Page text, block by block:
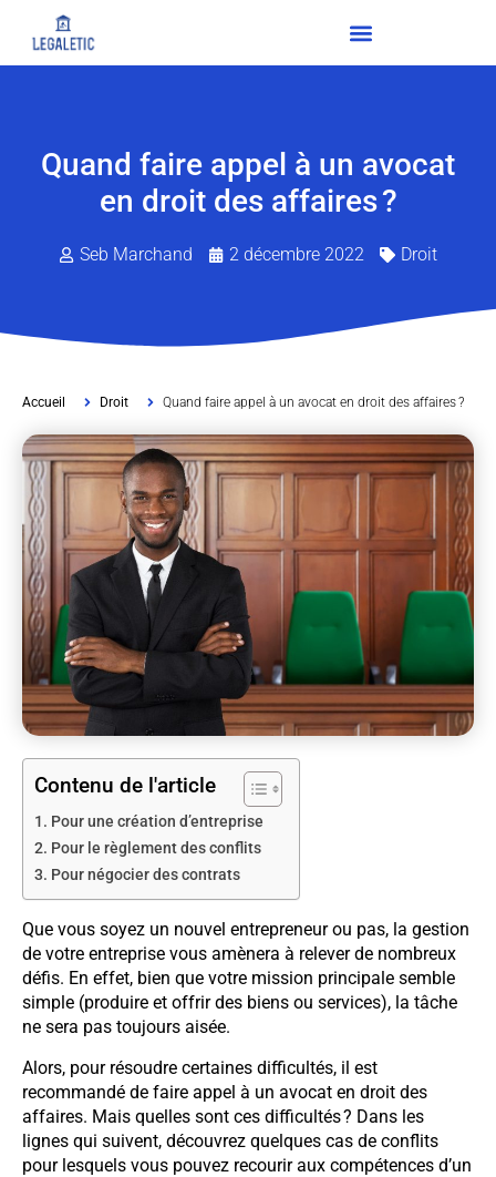
Quand faire appel à un avocat
en droit des affaires ?
Seb Marchand 2 décembre 2022 Droit
Accueil Droit Quand faire appel à un avocat en droit des affaires ?
Contenu de l'article
Pour une création d’entreprise
Pour le règlement des conflits
Pour négocier des contrats
Que vous soyez un nouvel entrepreneur ou pas, la gestion
de votre entreprise vous amènera à relever de nombreux
défis. En effet, bien que votre mission principale semble
simple (produire et offrir des biens ou services), la tâche
ne sera pas toujours aisée.
Alors, pour résoudre certaines difficultés, il est
recommandé de faire appel à un avocat en droit des
affaires. Mais quelles sont ces difficultés ? Dans les
lignes qui suivent, découvrez quelques cas de conflits
pour lesquels vous pouvez recourir aux compétences d’un